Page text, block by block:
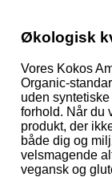
Økologisk
Vores Kokos
Organic-
uden
forhold. Når du
produkt, der
både dig og
velsmagende
vegansk og